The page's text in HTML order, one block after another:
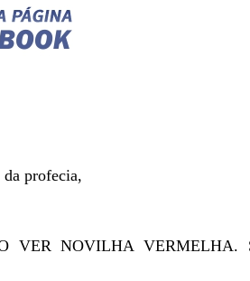
profecia,
VER NOVILHA